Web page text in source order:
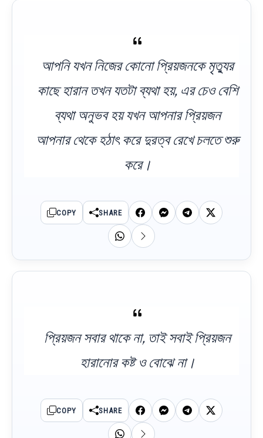
আপনি যখন নিজের কোনো প্রিয়জনকে মৃত্যুর
কাছে হারান তখন যতটা ব্যথা হয়, এর চেও বেশি
ব্যথা অনুভব হয় যখন আপনার প্রিয়জন
আপনার থেকে হঠাৎ করে দুরত্ব রেখে চলতে শুরু
করে।
COPY SHARE
প্রিয়জন সবার থাকে না, তাই সবাই প্রিয়জন
হারানোর কষ্ট ও বোঝে না।
COPY SHARE